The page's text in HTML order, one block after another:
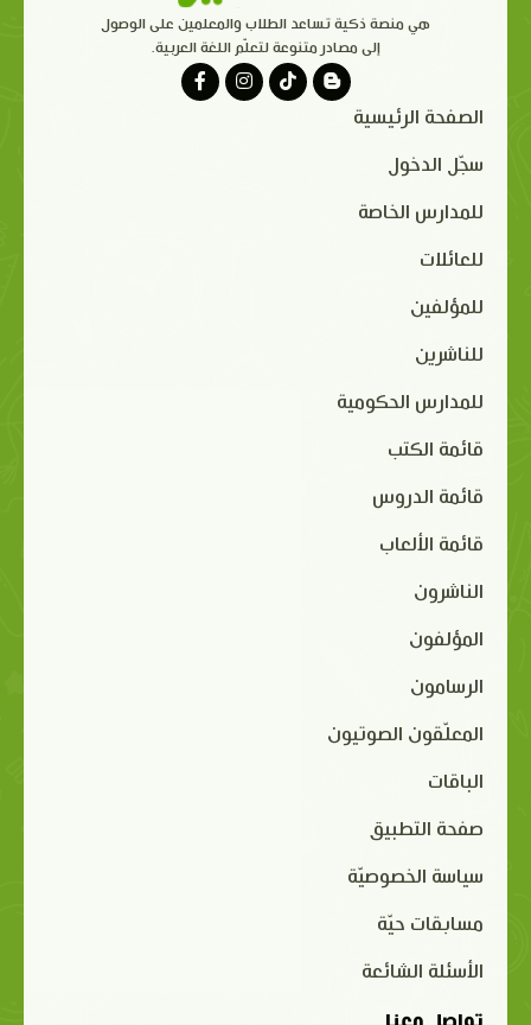
هي منصة ذكية تساعد الطلاب والمعلمين على الوصول
إلى مصادر متنوعة لتعلّم اللغة العربية.
الصفحة الرئيسية
سجّل الدخول
للمدارس الخاصة
للعائلات
للمؤلفين
للناشرين
للمدارس الحكومية
قائمة الكتب
قائمة الدروس
قائمة الألعاب
الناشرون
المؤلفون
الرسامون
المعلّقون الصوتيون
الباقات
صفحة التطبيق
سياسة الخصوصيّة
مسابقات حيّة
الأسئلة الشائعة